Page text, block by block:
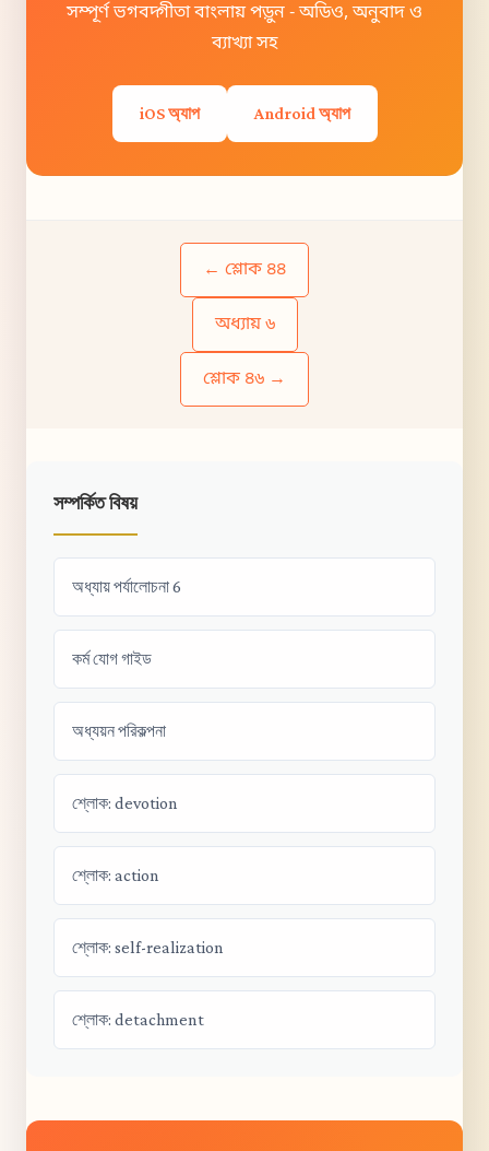
সম্পূর্ণ ভগবদ্গীতা বাংলায় পড়ুন - অডিও, অনুবাদ ও
ব্যাখ্যা সহ
iOS অ্যাপ Android অ্যাপ
← শ্লোক ৪৪
অধ্যায় ৬
শ্লোক ৪৬ →
সম্পর্কিত বিষয়
অধ্যায় পর্যালোচনা 6
কর্ম যোগ গাইড
অধ্যয়ন পরিকল্পনা
শ্লোক: devotion
শ্লোক: action
শ্লোক: self-realization
শ্লোক: detachment